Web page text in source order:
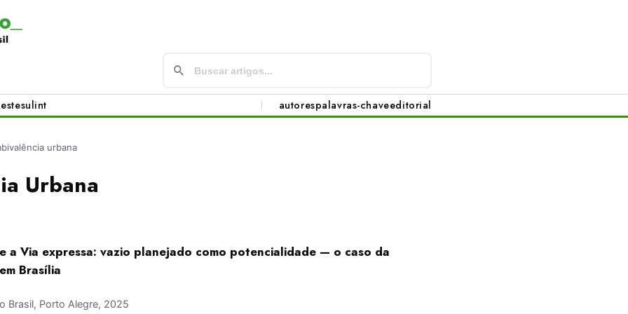
sulint autorespalavras-chaveeditorial
urbana
Urbana
a Via expressa: vazio planejado como potencialidade — o caso da
Brasília
Brasil, Porto Alegre, 2025